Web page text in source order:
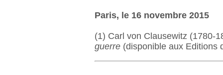
Paris, le 16 novembre 2015
(1) Carl von Clausewitz (1780-
guerre (disponible aux Editions